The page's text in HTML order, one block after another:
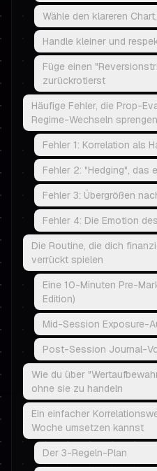
Wähle den klareren
Handle kleiner und
Füge einen
zurückrotierst
Häufige Fehler, die Prop-
Regime-Wechseln sprengen
Fehler 1: Korrelation als
Fehler 2: "Hedging", das
Fehler 3: Übergrößen
Fehler 4: Die Emotion
Die Routine, die dich
verrückt spielen
Eine 10-Minuten Pre-
Edition)
Mid-Session Exposure-
Post-Session Journal-
Wie du über
ohne sie zu handeln
Ein einfacher
Woche umsetzen kannst
Der 3-Regeln-Plan